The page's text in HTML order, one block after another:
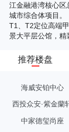
江金融港湾核心区
城市综合体项目。
T1、T2定位高端
景大平层公馆，精
推荐楼盘
海威安铂中心
西投众安·紫金蘭
中家德玺尚座